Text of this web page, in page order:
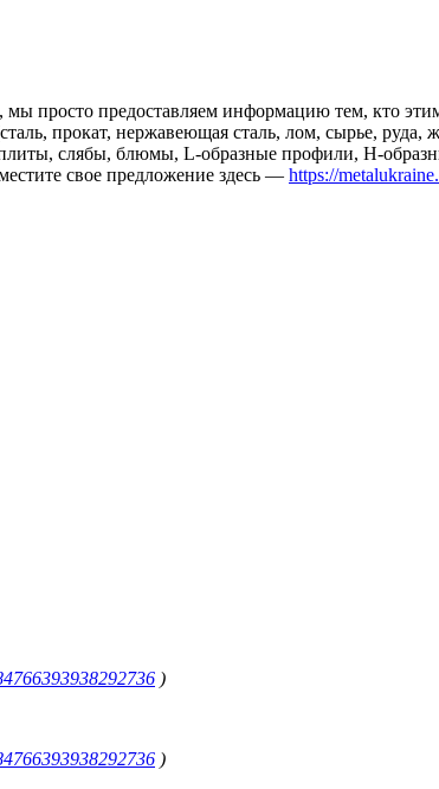
просто предоставляем информацию тем, кто
прокат, нержавеющая сталь, лом, сырье, руда,
слябы, блюмы, L-образные профили, H-
свое предложение здесь — https://
)
)